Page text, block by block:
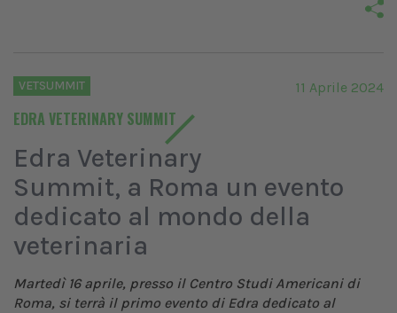
VETSUMMIT
EDRA VETERINARY SUMMIT
11 Aprile 2024
Edra Veterinary
Summit, a Roma un evento
dedicato al mondo della
veterinaria
Martedì 16 aprile, presso il Centro Studi Americani di
Roma, si terrà il primo evento di Edra dedicato al